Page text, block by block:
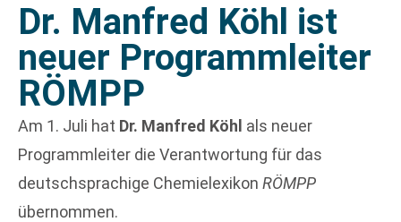
Dr. Manfred Köhl ist
neuer Programmleiter
RÖMPP
Am 1. Juli hat Dr. Manfred Köhl als neuer
Programmleiter die Verantwortung für das
deutschsprachige Chemielexikon RÖMPP
übernommen.